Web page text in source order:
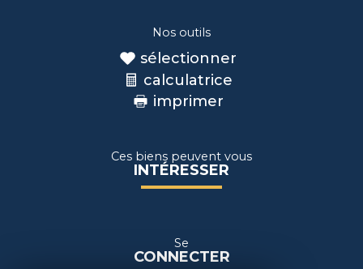
Nos outils
sélectionner
calculatrice
imprimer
Ces biens peuvent vous
INTÉRESSER
Se
CONNECTER